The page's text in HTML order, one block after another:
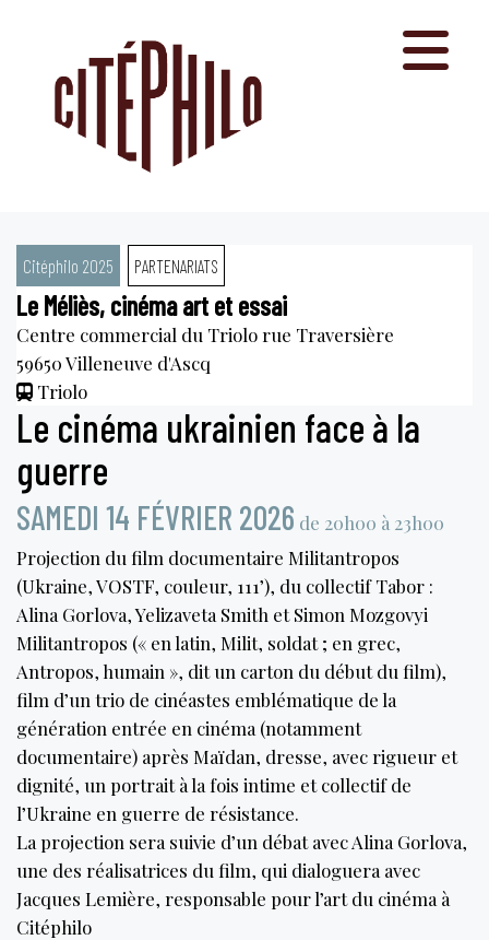
Citéphilo 2025 PARTENARIATS
Le Méliès, cinéma art et essai
Centre commercial du Triolo rue Traversière
59650Villeneuve d'Ascq
Triolo
Le cinéma ukrainien face à la
guerre
SAMEDI 14 FÉVRIER 2026 de 20h00 à 23h00
Projection du film documentaire Militantropos
(Ukraine, VOSTF, couleur, 111’), du collectif Tabor :
Alina Gorlova, Yelizaveta Smith et Simon Mozgovyi
Militantropos (« en latin, Milit, soldat ; en grec,
Antropos, humain », dit un carton du début du film),
film d’un trio de cinéastes emblématique de la
génération entrée en cinéma (notamment
documentaire) après Maïdan, dresse, avec rigueur et
dignité, un portrait à la fois intime et collectif de
l’Ukraine en guerre de résistance.
La projection sera suivie d’un débat avec Alina Gorlova,
une des réalisatrices du film, qui dialoguera avec
Jacques Lemière, responsable pour l’art du cinéma à
Citéphilo